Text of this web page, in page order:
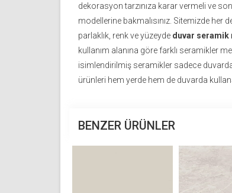
dekorasyon tarzınıza karar vermeli ve
modellerine bakmalısınız. Sitemizde her
parlaklık, renk ve yüzeyde duvar seramik
kullanım alanına göre farklı seramikler
isimlendirilmiş seramikler sadece
ürünleri hem yerde hem de duvarda
BENZER ÜRÜNLER